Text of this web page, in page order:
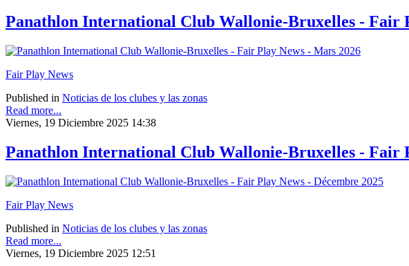
Panathlon International Club Wallonie-Bruxelles - Fair
Fair Play News
Published in Noticias de los clubes y las zonas
Read more...
Viernes, 19 Diciembre 2025 14:38
Panathlon International Club Wallonie-Bruxelles - Fair
Fair Play News
Published in Noticias de los clubes y las zonas
Read more...
Viernes, 19 Diciembre 2025 12:51